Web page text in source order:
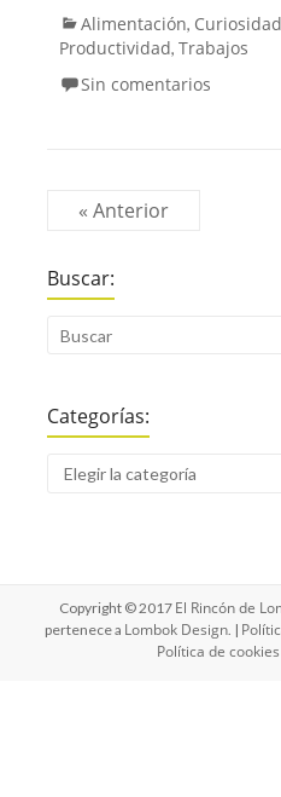
Alimentación,
Productividad, Trabajos
Sin comentarios
« Anterior
Buscar:
Categorías:
Copyright © 2017 El Rincón de
pertenece a Lombok Design. |
Política de cookies